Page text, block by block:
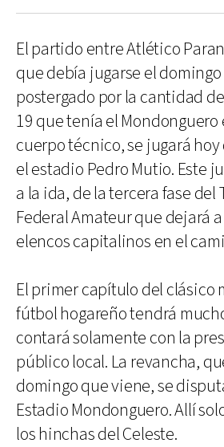
El partido entre Atlético
que debía jugarse el
postergado por la cantidad
19 que tenía el
cuerpo técnico, se jugará hoy
el estadio Pedro Mutio. Este
a la ida, de la tercera fase del
Federal Amateur que dejará
elencos capitalinos en el
El primer capítulo del clásico
fútbol hogareño tendrá
contará solamente con la
público local. La revancha,
domingo que viene, se
Estadio Mondonguero. Allí
los hinchas del Celeste.